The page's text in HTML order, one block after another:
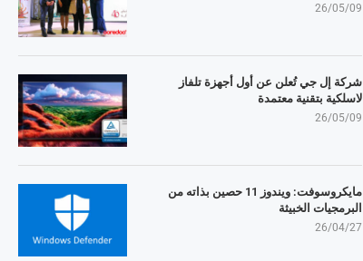
26/05/09
شركة إل جي تُعلن عن أول أجهزة تلفاز
لاسلكية بتقنية معتمدة
26/05/09
مايكروسوفت: ويندوز 11 حصين بذاته من
البرمجيات الخبيثة
26/04/27